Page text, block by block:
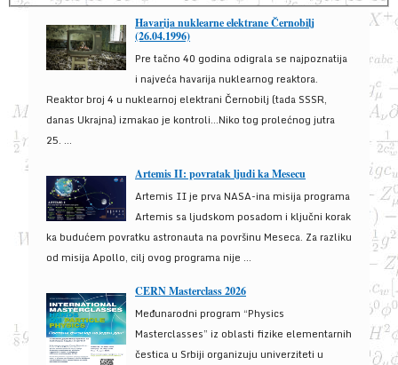
Havarija nuklearne elektrane Černobilj
(26.04.1996)
Pre tačno 40 godina odigrala se najpoznatija
i najveća havarija nuklearnog reaktora.
Reaktor broj 4 u nuklearnoj elektrani Černobilj (tada SSSR,
danas Ukrajna) izmakao je kontroli...Niko tog prolećnog jutra
25. ...
Artemis II: povratak ljudi ka Mesecu
Artemis II je prva NASA-ina misija programa
Artemis sa ljudskom posadom i ključni korak
ka budućem povratku astronauta na površinu Meseca. Za razliku
od misija Apollo, cilj ovog programa nije ...
CERN Masterclass 2026
Međunarodni program “Physics
Masterclasses” iz oblasti fizike elementarnih
čestica u Srbiji organizuju univerziteti u